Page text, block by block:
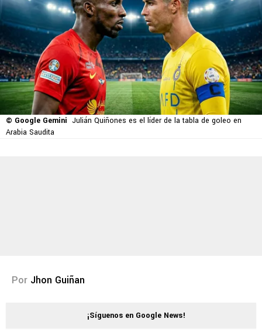
© Google Gemini Julián Quiñones es el líder de la tabla de goleo en
Arabia Saudita
Por Jhon Guiñan
¡Síguenos en Google News!